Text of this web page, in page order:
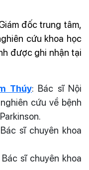
đốc trung tâm,
cứu khoa học
được ghi nhận tại
Thúy: Bác sĩ Nội
cứu về bệnh
sĩ chuyên khoa
Bác sĩ chuyên khoa